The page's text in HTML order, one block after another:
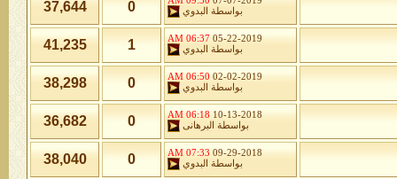
بواسطة
البدوي 0
37,644
05-22-2019
06:37 AM
بواسطة
البدوي 1
41,235
02-02-2019
06:50 AM
بواسطة
البدوي 0
38,298
10-13-2018
06:18 AM
بواسطة
البرهانى 0
36,682
09-29-2018
07:33 AM
بواسطة
البدوي 0
38,040